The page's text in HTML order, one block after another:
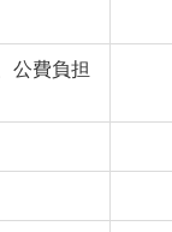
公費負担